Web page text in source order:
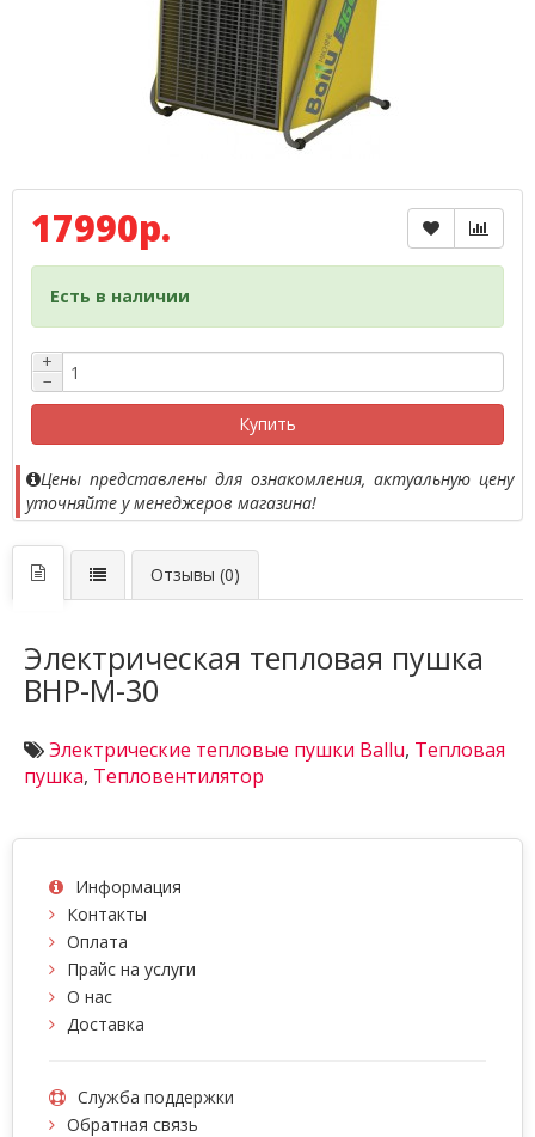
17990р.
Есть в наличии
+
−
Купить
Цены представлены для ознакомления, актуальную цену
уточняйте у менеджеров магазина!
Отзывы (0)
Электрическая тепловая пушка
BHP-M-30
Электрические тепловые пушки Ballu, Тепловая
пушка, Тепловентилятор
Информация
Контакты
Оплата
Прайс на услуги
О нас
Доставка
Служба поддержки
Обратная связь